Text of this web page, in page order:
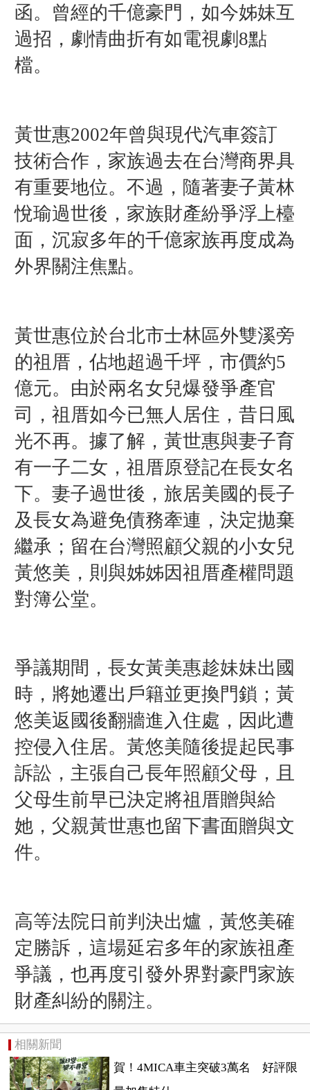
函。曾經的千億豪門，如今姊妹互
過招，劇情曲折有如電視劇8點
檔。
黃世惠2002年曾與現代汽車簽訂
技術合作，家族過去在台灣商界具
有重要地位。不過，隨著妻子黃林
悅瑜過世後，家族財產紛爭浮上檯
面，沉寂多年的千億家族再度成為
外界關注焦點。
黃世惠位於台北市士林區外雙溪旁
的祖厝，佔地超過千坪，市價約5
億元。由於兩名女兒爆發爭產官
司，祖厝如今已無人居住，昔日風
光不再。 據了解，黃世惠與妻子育
有一子二女，祖厝原登記在長女名
下。妻子過世後，旅居美國的長子
及長女為避免債務牽連，決定拋棄
繼承；留在台灣照顧父親的小女兒
黃悠美，則與姊姊因祖厝產權問題
對簿公堂。
爭議期間，長女黃美惠趁妹妹出國
時，將她遷出戶籍並更換門鎖；黃
悠美返國後翻牆進入住處，因此遭
控侵入住居。黃悠美隨後提起民事
訴訟，主張自己長年照顧父母，且
父母生前早已決定將祖厝贈與給
她，父親黃世惠也留下書面贈與文
件。
高等法院日前判決出爐，黃悠美確
定勝訴，這場延宕多年的家族祖產
爭議，也再度引發外界對豪門家族
財產糾紛的關注。
相關新聞
賀！4MICA車主突破3萬名 好評限